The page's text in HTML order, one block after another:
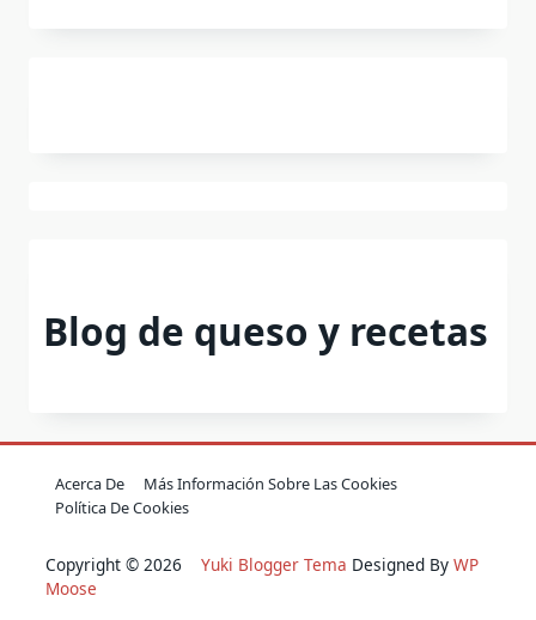
Blog de queso y recetas
Acerca De
Más Información Sobre Las Cookies
Política De Cookies
Copyright © 2026 Yuki Blogger Tema Designed By WP
Moose